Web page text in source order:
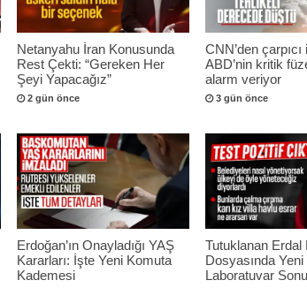
Netanyahu İran Konusunda
Rest Çekti: “Gereken Her
Şeyi Yapacağız”
2 gün önce
CNN’den çarpıcı
ABD’nin kritik
alarm veriyor
3 gün önce
Erdoğan’ın Onayladığı YAŞ
Kararları: İşte Yeni Komuta
Kademesi
Tutuklanan Erdal
Dosyasında
Laboratuvar